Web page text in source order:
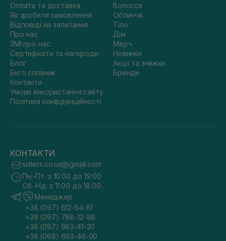
Оплата та доставка
Як зробити замовлення
Відповіді на запитання
Про нас
ЗМІ про нас
Сертифікати та нагороди
Блог
Бюті словник
Контакти
Умови використання сайту
Політика конфіденційності
Волосся
Обличчя
Тіло
Дім
Мерч
Новинки
Акції та знижки
Бренди
КОНТАКТИ
sisters.co.ua@gmail.com
Пн.-Пт. з 10:00 до 19:00
Сб.-Нд. з 11:00 до 18:00
Менеджер
+38 (097) 612-54-81
+38 (097) 788-12-88
+38 (097) 983-41-20
+38 (068) 693-46-00